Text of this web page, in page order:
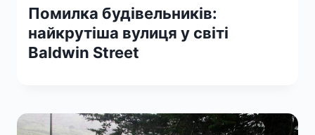
Помилка будівельників:
найкрутіша вулиця у світі
Baldwin Street